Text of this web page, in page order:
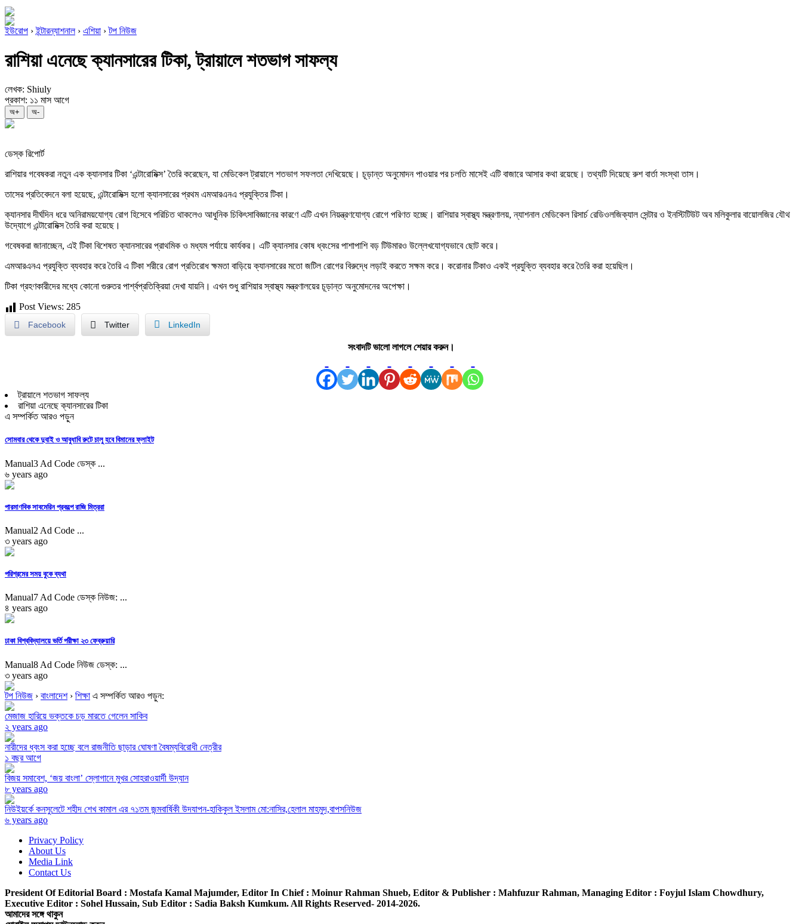
ইউরোপ ›ইন্টারন্যাশনাল› এশিয়া ›টপ নিউজ
রাশিয়া এনেছে ক্যানসারের টিকা, ট্রায়ালে শতভাগ সাফল্য
লেখক: Shiuly
প্রকাশ: ১১ মাস আগে
অ+ অ-
ডেস্ক রিপোর্ট
রাশিয়ার গবেষকরা নতুন এক ক্যানসার টিকা ‘এন্টারোমিক্স’ তৈরি করেছেন, যা মেডিকেল ট্রায়ালে শতভাগ সফলতা দেখিয়েছে। চূড়ান্ত অনুমোদন পাওয়ার পর চলতি মাসেই এটি বাজারে আসার কথা রয়েছে। তথ্যটি দিয়েছে রুশ বার্তা সংস্থা তাস।
তাসের প্রতিবেদনে বলা হয়েছে, এন্টারোমিক্স হলো ক্যানসারের প্রথম এমআরএনএ প্রযুক্তির টিকা।
ক্যানসার দীর্ঘদিন ধরে অনিরাময়যোগ্য রোগ হিসেবে পরিচিত থাকলেও আধুনিক চিকিৎসাবিজ্ঞানের কারণে এটি এখন নিয়ন্ত্রণযোগ্য রোগে পরিণত হচ্ছে। রাশিয়ার স্বাস্থ্য মন্ত্রণালয়, ন্যাশনাল মেডিকেল রিসার্চ রেডিওলজিক্যাল সেন্টার ও ইনস্টিটিউট অব মলিকুলার বায়োলজির যৌথ
উদ্যোগে এন্টারোমিক্স তৈরি করা হয়েছে।
গবেষকরা জানাচ্ছেন, এই টিকা বিশেষত ক্যানসারের প্রাথমিক ও মধ্যম পর্যায়ে কার্যকর। এটি ক্যানসার কোষ ধ্বংসের পাশাপাশি বড় টিউমারও উল্লেখযোগ্যভাবে ছোট করে।
এমআরএনএ প্রযুক্তি ব্যবহার করে তৈরি এ টিকা শরীরে রোগ প্রতিরোধ ক্ষমতা বাড়িয়ে ক্যানসারের মতো জটিল রোগের বিরুদ্ধে লড়াই করতে সক্ষম করে। করোনার টিকাও একই প্রযুক্তি ব্যবহার করে তৈরি করা হয়েছিল।
টিকা গ্রহণকারীদের মধ্যে কোনো গুরুতর পার্শ্বপ্রতিক্রিয়া দেখা যায়নি। এখন শুধু রাশিয়ার স্বাস্থ্য মন্ত্রণালয়ের চূড়ান্ত অনুমোদনের অপেক্ষা।
Post Views: 285
Facebook Twitter LinkedIn
সংবাদটি ভালো লাগলে শেয়ার করুন।
ট্রায়ালে শতভাগ সাফল্য
রাশিয়া এনেছে ক্যানসারের টিকা
এ সম্পর্কিত আরও পড়ুন
সোমবার থেকে দুবাই ও আবুধাবি রুটে চালু হবে বিমানের ফ্লাইট
Manual3 Ad Code ডেস্ক ...
৬ years ago
পারমাণবিক সাবমেরিন প্রকল্পে রাজি মিত্ররা
Manual2 Ad Code ...
৩ years ago
পরিশ্রমের সময় বুকে ব্যথা
Manual7 Ad Code ডেস্ক নিউজ: ...
৪ years ago
ঢাকা বিশ্ববিদ্যালয়ে ভর্তি পরীক্ষা ২৩ ফেব্রুয়ারি
Manual8 Ad Code নিউজ ডেস্ক: ...
৩ years ago
টপ নিউজ › বাংলাদেশ› শিক্ষা এ সম্পর্কিত আরও পড়ুন:
মেজাজ হারিয়ে ভক্তকে চড় মারতে গেলেন সাকিব
২ years ago
নারীদের ধ্বংস করা হচ্ছে বলে রাজনীতি ছাড়ার ঘোষণা বৈষম্যবিরোধী নেত্রীর
১ বছর আগে
বিজয় সমাবেশ, ‘জয় বাংলা’ স্লোগানে মুখর সোহরাওয়ার্দী উদ্যান
৮ years ago
নিউইয়র্কে কনসুলেটে শহীদ শেখ কামাল এর ৭১তম জন্মবার্ষিকী উদযাপন-হাকিকুল ইসলাম মো:নাসির,হেলাল মাহমুদ,বাপসনিউজ
৬ years ago
Privacy Policy
About Us
Media Link
Contact Us
President Of Editorial Board : Mostafa Kamal Majumder, Editor In Chief : Moinur Rahman Shueb, Editor & Publisher : Mahfuzur Rahman, Managing Editor : Foyjul Islam Chowdhury,
Executive Editor : Sohel Hussain, Sub Editor : Sadia Baksh Kumkum. All Rights Reserved- 2014-2026.
আমাদের সঙ্গে থাকুন